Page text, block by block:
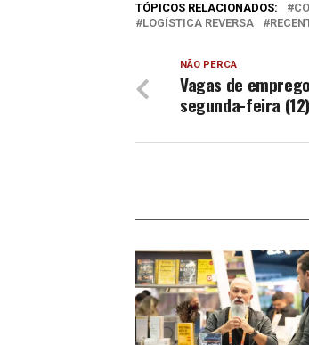
TÓPICOS RELACIONADOS:
LOGÍSTICA REVERSA
NÃO PERCA
Vagas de
segunda-feira (12)